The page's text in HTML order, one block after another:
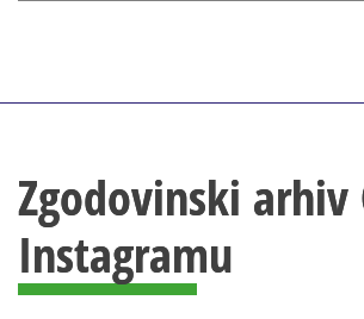
Zgodovinski arhiv
Instagramu